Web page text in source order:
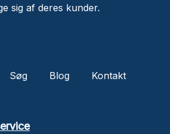
sig af deres kunder.
Søg Blog
Kontakt